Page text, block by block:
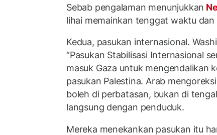
Sebab pengalaman menunjukkan
lihai memainkan tenggat waktu dan
Kedua, pasukan internasional.
“Pasukan Stabilisasi Internasional
masuk Gaza untuk mengendalikan
pasukan Palestina. Arab
boleh di perbatasan, bukan di
langsung dengan penduduk.
Mereka menekankan pasukan itu